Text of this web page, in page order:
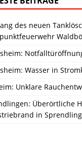
des neuen
Wasser in
Unklare
Überörtliche
in